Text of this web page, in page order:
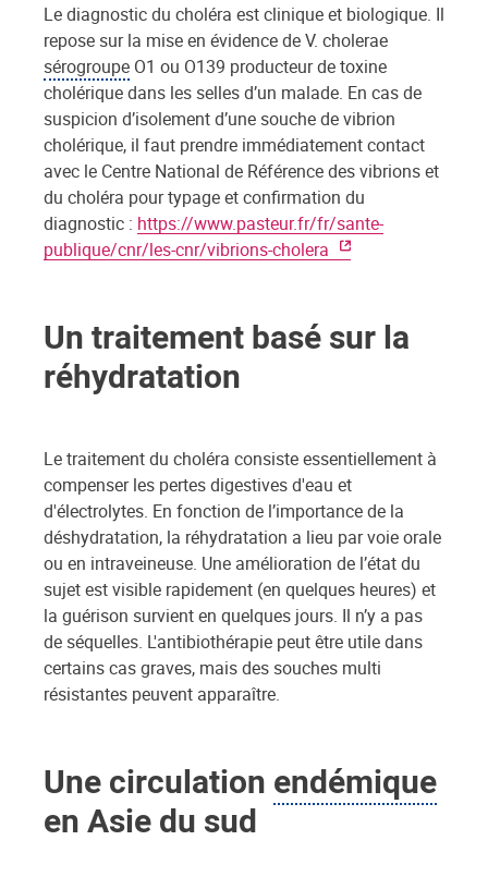
Le diagnostic du choléra est clinique et biologique. Il
repose sur la mise en évidence de V. cholerae
sérogroupe O1 ou O139 producteur de toxine
cholérique dans les selles d’un malade. En cas de
suspicion d’isolement d’une souche de vibrion
cholérique, il faut prendre immédiatement contact
avec le Centre National de Référence des vibrions et
du choléra pour typage et confirmation du
diagnostic : https://www.pasteur.fr/fr/sante-
publique/cnr/les-cnr/vibrions-cholera
Un traitement basé sur la
réhydratation
Le traitement du choléra consiste essentiellement à
compenser les pertes digestives d'eau et
d'électrolytes. En fonction de l’importance de la
déshydratation, la réhydratation a lieu par voie orale
ou en intraveineuse. Une amélioration de l’état du
sujet est visible rapidement (en quelques heures) et
la guérison survient en quelques jours. Il n’y a pas
de séquelles. L'antibiothérapie peut être utile dans
certains cas graves, mais des souches multi
résistantes peuvent apparaître.
Une circulation endémique
en Asie du sud